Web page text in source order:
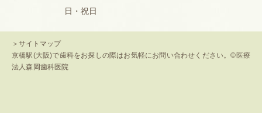
日・祝日
＞サイトマップ
京橋駅(大阪)で歯科をお探しの際はお気軽にお問い合わせください。©医療
法人森岡歯科医院